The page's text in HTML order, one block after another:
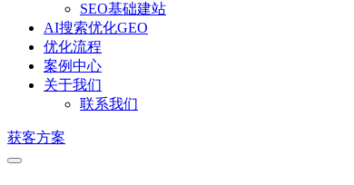
SEO基础建站
AI搜索优化GEO
优化流程
案例中心
关于我们
联系我们
获客方案